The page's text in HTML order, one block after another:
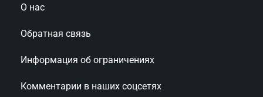
О нас
Обратная связь
Информация об ограничениях
Комментарии в наших соцсетях